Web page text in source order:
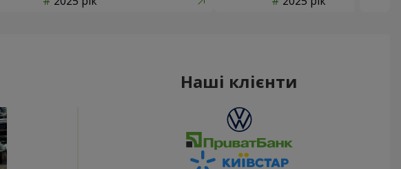
Наші клієнти